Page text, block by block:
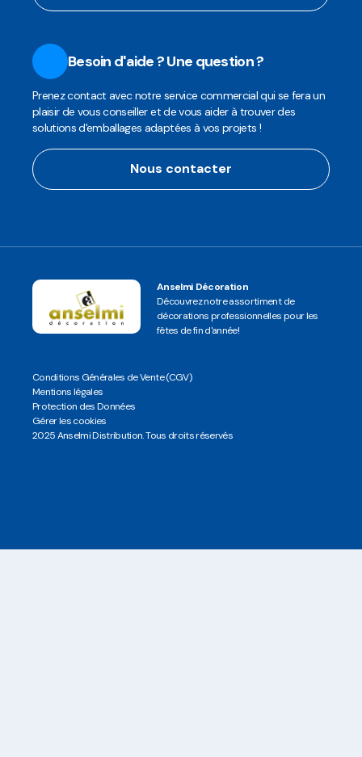
Besoin d'aide ? Une question ?
Prenez contact avec notre service commercial qui se fera un
plaisir de vous conseiller et de vous aider à trouver des
solutions d'emballages adaptées à vos projets !
Nous contacter
Anselmi Décoration
Découvrez notre assortiment de
décorations professionnelles pour les
fêtes de fin d'année!
Conditions Générales de Vente (CGV)
Mentions légales
Protection des Données
Gérer les cookies
2025 Anselmi Distribution. Tous droits réservés